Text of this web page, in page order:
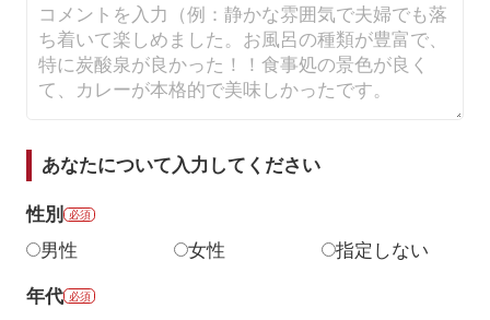
あなたについて入力してください
性別 必須
男性 女性 指定しない
年代 必須